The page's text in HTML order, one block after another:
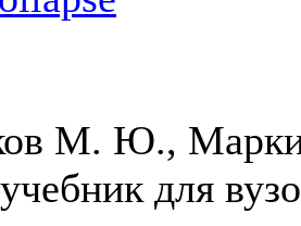
М. Ю.,
для